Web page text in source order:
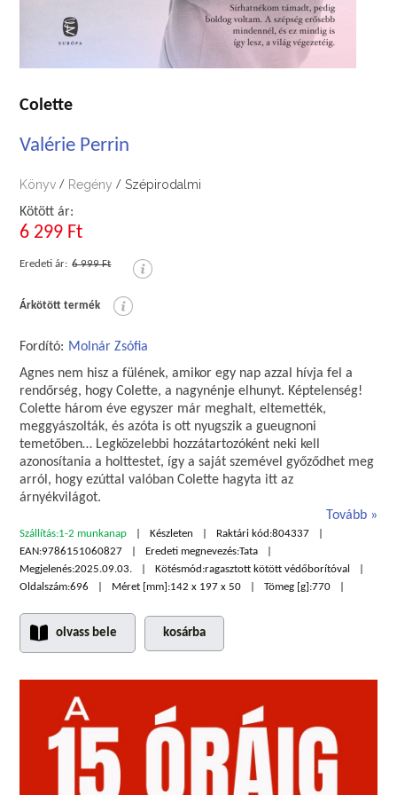
Colette
Valérie Perrin
Könyv / Regény / Szépirodalmi
Kötött ár:
6 299 Ft
Eredeti ár: 6 999 Ft
Árkötött termék
Fordító: Molnár Zsófia
Agnes nem hisz a fülének, amikor egy nap azzal hívja fel a
rendőrség, hogy Colette, a nagynénje elhunyt. Képtelenség!
Colette három éve egyszer már meghalt, eltemették,
meggyászolták, és azóta is ott nyugszik a gueugnoni
temetőben… Legközelebbi hozzátartozóként neki kell
azonosítania a holttestet, így a saját szemével győződhet meg
arról, hogy ezúttal valóban Colette hagyta itt az
árnyékvilágot.
Tovább
Szállítás:1-2 munkanap Készleten Raktári kód:804337
EAN:9786151060827 Eredeti megnevezés:Tata
Megjelenés:2025.09.03. Kötésmód:ragasztott kötött védőborítóval
Oldalszám:696 Méret [mm]:142 x 197 x 50 Tömeg [g]:770
olvass bele kosárba